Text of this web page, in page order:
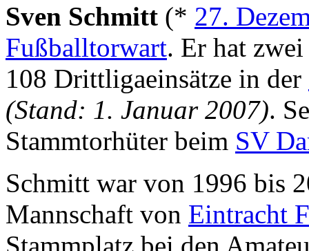
Sven Schmitt (* 27.
Fußballtorwart. Er hat
108 Drittligaeinsätze in der
(Stand: 1. Januar 2007).
Stammtorhüter beim SV
Schmitt war von 1996 bis
Mannschaft von Eintracht
Stammplatz bei den